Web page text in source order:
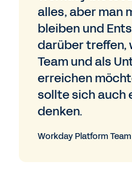
alles, aber man
bleiben und
darüber treffen,
Team und als
erreichen
sollte sich auch
denken.
Workday Platform